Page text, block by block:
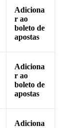
Adiciona
r ao
boleto de
apostas
Adiciona
r ao
boleto de
apostas
Adiciona